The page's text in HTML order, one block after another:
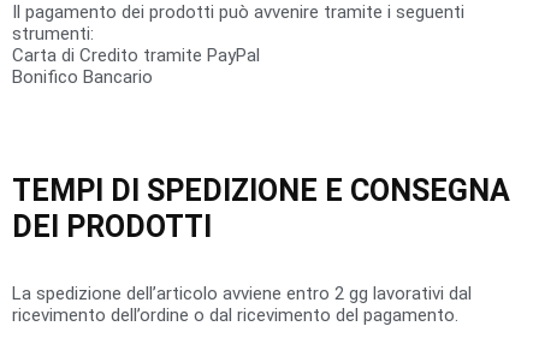
Il pagamento dei prodotti può avvenire tramite i seguenti
strumenti:
Carta di Credito tramite PayPal
Bonifico Bancario
TEMPI DI SPEDIZIONE E CONSEGNA
DEI
PRODOTTI
La spedizione dell’articolo avviene entro 2 gg lavorativi dal
ricevimento dell’ordine o dal ricevimento del pagamento.